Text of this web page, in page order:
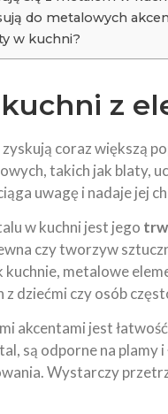
do metalowych
w kuchni?
z
coraz większą
takich jak blaty,
uwagę i nadaje jej
w kuchni jest jego
czy tworzyw
metalowe
dziećmi czy osób
akcentami jest łatwość
są odporne na plamy
Wystarczy